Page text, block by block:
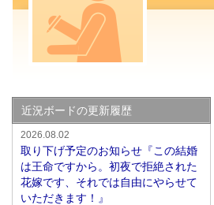
近況ボードの更新履歴
2026.08.02
取り下げ予定のお知らせ『この結婚
は王命ですから。初夜で拒絶された
花嫁です、それでは自由にやらせて
いただきます！』